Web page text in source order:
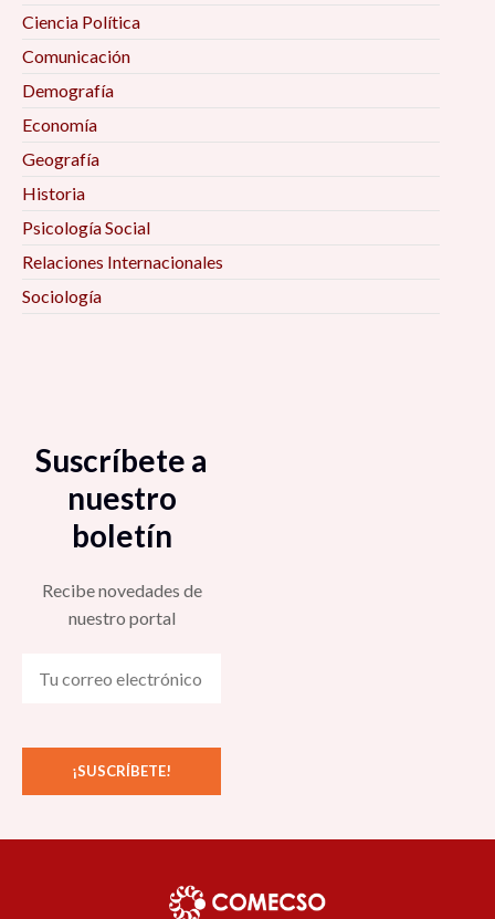
Ciencia Política
Comunicación
Demografía
Economía
Geografía
Historia
Psicología Social
Relaciones Internacionales
Sociología
Suscríbete a
nuestro
boletín
Recibe novedades de
nuestro portal